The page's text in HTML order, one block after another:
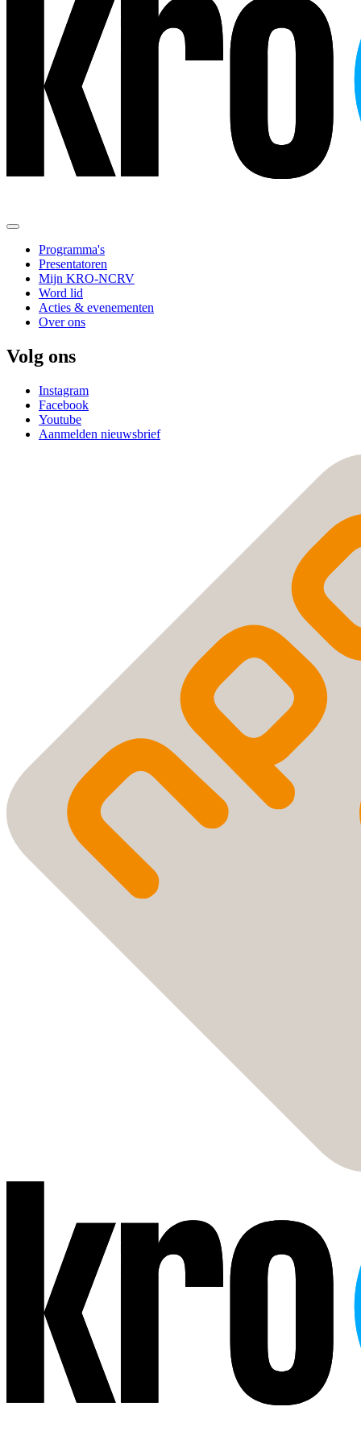
Programma's
Presentatoren
Mijn KRO-NCRV
Word lid
Acties & evenementen
Over ons
Volg ons
Instagram
Facebook
Youtube
Aanmelden nieuwsbrief